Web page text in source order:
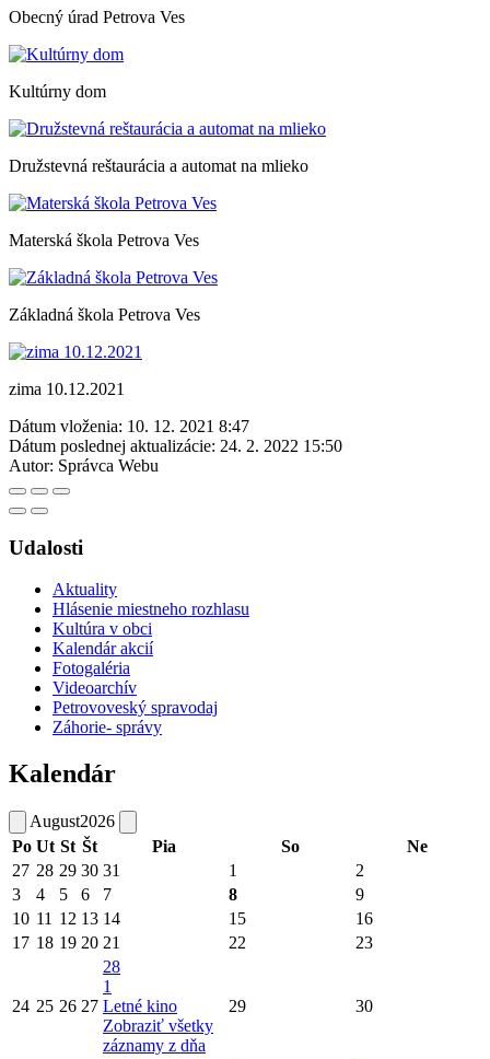
Obecný úrad Petrova Ves
Kultúrny dom
Družstevná reštaurácia a automat na mlieko
Materská škola Petrova Ves
Základná škola Petrova Ves
zima 10.12.2021
Dátum vloženia: 10. 12. 2021 8:47
Dátum poslednej aktualizácie: 24. 2. 2022 15:50
Autor: Správca Webu
Udalosti
Aktuality
Hlásenie miestneho rozhlasu
Kultúra v obci
Kalendár akcií
Fotogaléria
Videoarchív
Petrovoveský spravodaj
Záhorie- správy
Kalendár
August2026
Po Ut St Št Pia So
Ne
27 28 29 30 31 1
2
3
4 5 6 7 8
9
10 11 12 13 14 15
16
17 18 19 20 21 22 23
24 25 26 27
28
1
Letné kino
Zobraziť všetky
záznamy z dňa
29 30